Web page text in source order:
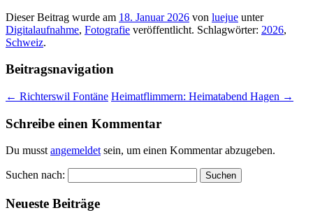
Dieser Beitrag wurde am 18. Januar 2026 von luejue unter
Digitalaufnahme, Fotografie veröffentlicht. Schlagwörter: 2026,
Schweiz.
Beitragsnavigation
← Richterswil Fontäne Heimatflimmern: Heimatabend Hagen →
Schreibe einen Kommentar
Du musstangemeldetsein, um einen Kommentar abzugeben.
Suchen nach:
Neueste Beiträge